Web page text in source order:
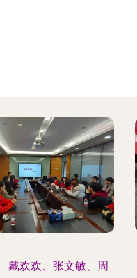
戴欢欢、张文敏、周